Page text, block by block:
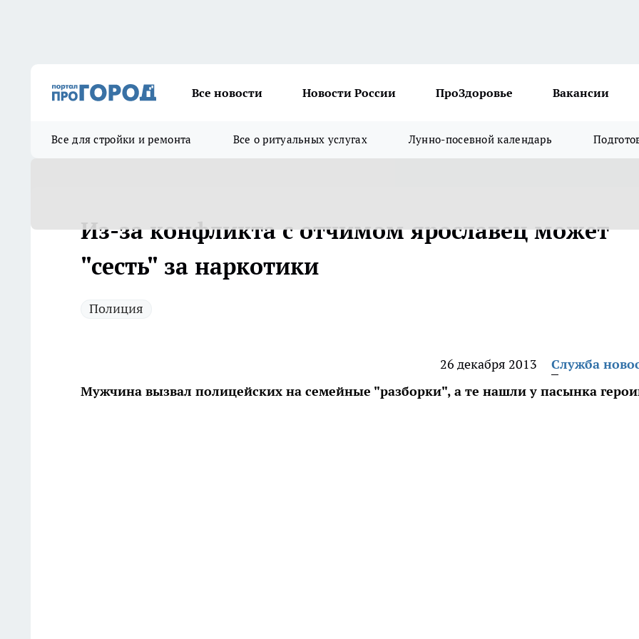
Все новости Новости России ПроЗдоровье Вакансии
Все для стройки и ремонта Все о ритуальных услугах Лунно-посевной календарь
Из-за конфликта с отчимом ярославец может
"сесть" за наркотики
Полиция
26 декабря 2013
Служба
Мужчина вызвал полицейских на семейные "разборки", а те нашли у пасынка